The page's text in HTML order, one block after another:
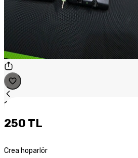
1
250 TL
Crea hoparlör